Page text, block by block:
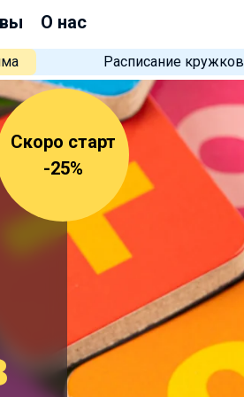
О нас
Расписание кружков
Скоро старт
-25%